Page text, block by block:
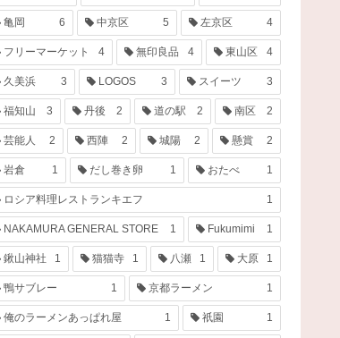
亀岡 6 中京区 5 左京区 4
フリーマーケット 4 無印良品 4 東山区 4
久美浜 3 LOGOS 3 スイーツ 3
福知山 3 丹後 2 道の駅 2 南区 2
芸能人 2 西陣 2 城陽 2 懸賞 2
岩倉 1 だし巻き卵 1 おたべ 1
ロシア料理レストランキエフ 1
NAKAMURA GENERAL STORE 1 Fukumimi 1
鍬山神社 1 猫猫寺 1 八瀬 1 大原 1
鴨サブレー 1 京都ラーメン 1
俺のラーメンあっぱれ屋 1 祇園 1